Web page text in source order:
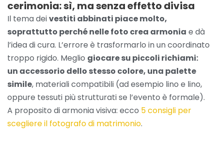
cerimonia: sì, ma senza effetto divisa
Il tema deivestiti abbinati piace molto,
soprattutto perché nelle foto crea armonia e dà
l’idea di cura. L’errore è trasformarlo in un coordinato
troppo rigido. Meglio giocare su piccoli richiami:
un accessorio dello stesso colore, una palette
simile, materiali compatibili (ad esempio lino e lino,
oppure tessuti più strutturati se l’evento è formale).
A proposito di armonia visiva: ecco 5 consigli per
scegliere il fotografo di matrimonio.